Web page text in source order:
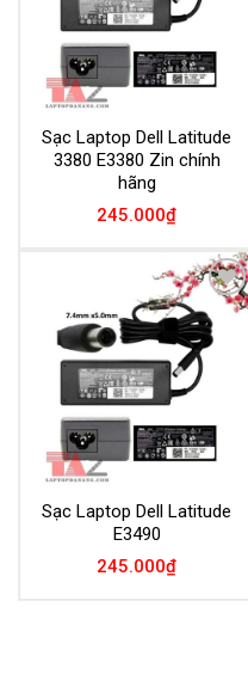
Sạc Laptop Dell Latitude
3380 E3380 Zin chính
hãng
245.000₫
Add to
Wishlist
Sạc Laptop Dell Latitude
E3490
245.000₫